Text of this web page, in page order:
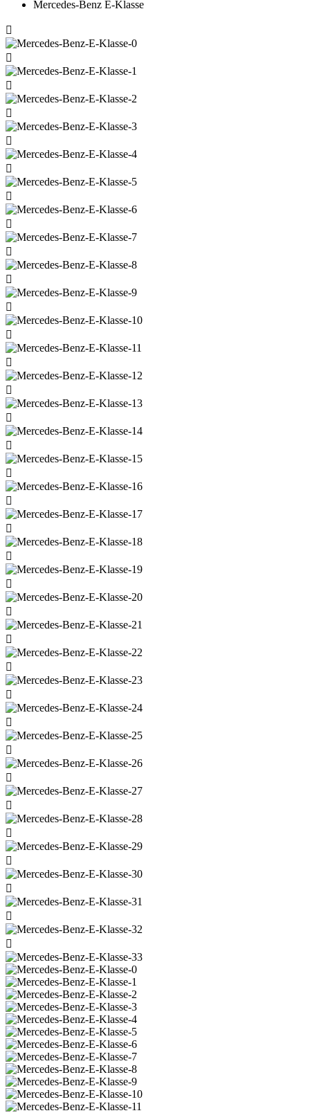
Mercedes-Benz E-Klasse